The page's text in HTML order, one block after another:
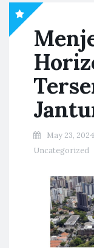
May 23, 2024
Uncategorized